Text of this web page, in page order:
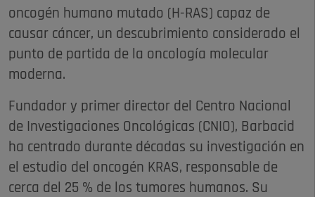
oncogén humano mutado (H-RAS) capaz de
causar cáncer, un descubrimiento considerado el
punto de partida de la oncología molecular
moderna.
Fundador y primer director del Centro Nacional
de Investigaciones Oncológicas (CNIO), Barbacid
ha centrado durante décadas su investigación en
el estudio del oncogén KRAS, responsable de
cerca del 25 % de los tumores humanos. Su